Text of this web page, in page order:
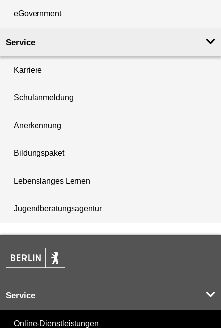
eGovernment
Service
Karriere
Schulanmeldung
Anerkennung
Bildungspaket
Lebenslanges Lernen
Jugendberatungsagentur
Service
Online-Dienstleistungen